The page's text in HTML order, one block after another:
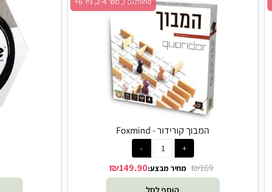
Foxmind, מש' 2-4, גיל 6+
המבוך קורידור - Foxmind